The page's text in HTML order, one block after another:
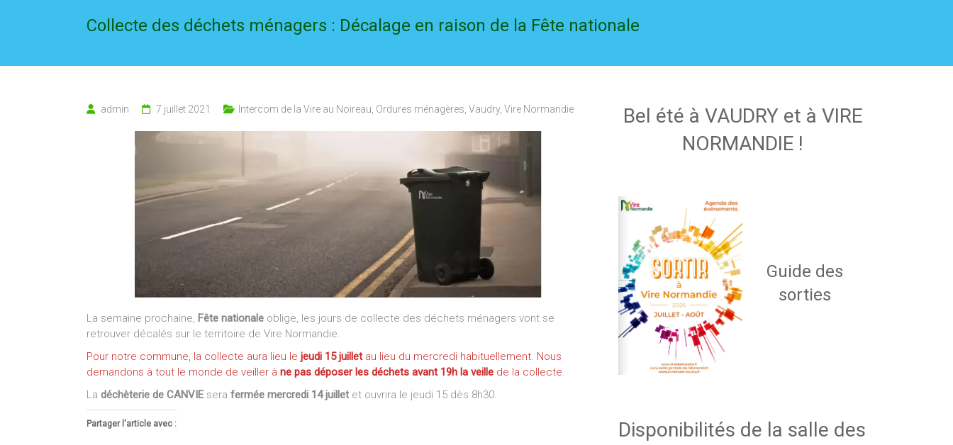
Collecte des déchets ménagers : Décalage en raison de la Fête nationale
admin 7 juillet 2021 Intercom de la Vire au Noireau Ordures ménagères Vaudry, Vire Normandie
La semaine prochaine, Fête nationale oblige, les jours de collecte des déchets ménagers vont se
retrouver décalés sur le territoire de Vire Normandie.
Pour notre commune, la collecte aura lieu le jeudi 15 juilletau lieu du mercredi habituellement. Nous
demandons à tout le monde de veiller à ne pas déposer les déchets avant 19h la veille de la collecte.
La déchèterie de CANVIE sera fermée mercredi 14 juillet et ouvrira le jeudi 15 dès 8h30.
Partager l'article avec :
Bel été à VAUDRY et à VIRE
NORMANDIE !
Guide des
sorties
Disponibilités de la salle des